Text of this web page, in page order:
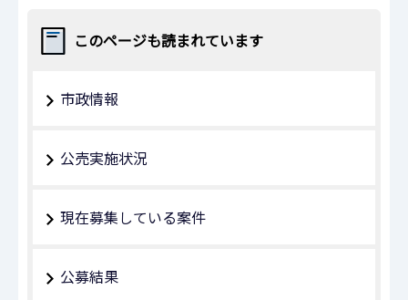
このページも読まれています
市政情報
公売実施状況
現在募集している案件
公募結果